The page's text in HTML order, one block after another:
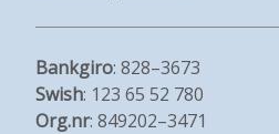
Bankgiro: 828–3673
Swish: 123 65 52 780
Org.nr: 849202–3471